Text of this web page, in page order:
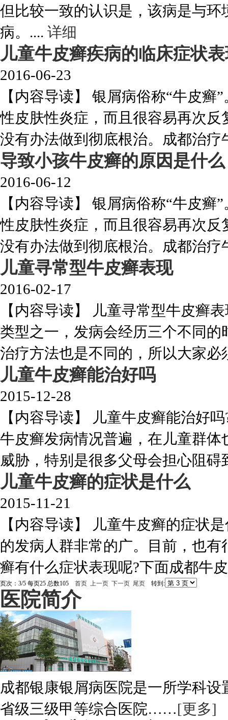
但比较一致的认识是，该病是与
病。.... 详细
儿童牛皮癣疾病的临床症状
2016-06-23
【内容导读】 银屑病俗称“牛皮
性皮肤性炎症，而且很容易再次
没有办法做到彻底根治。成都治
导致小孩牛皮癣的原因是什么
2016-06-12
【内容导读】 银屑病俗称“牛皮
性皮肤性炎症，而且很容易再次
没有办法做到彻底根治。成都治
儿童寻常型牛皮癣表现
2016-02-17
【内容导读】 儿童寻常型牛皮癣
类型之一，发病会经历三个不同
治疗方法也是不同的，所以大家
儿童牛皮癣能治好吗
2015-12-28
【内容导读】 儿童牛皮癣能治好
牛皮癣发病情况普遍，在儿童群
威胁，特别是很多父母会担心阻
儿童牛皮癣的症状是什么
2015-11-21
【内容导读】 儿童牛皮癣的症状
的发病人群非常的广。目前，也
癣有什么症状表现呢?下面成都牛
页次：3/5 每页25 总数105 首页 上一页 下一页 尾页 转到:
医院简介
成都银康银屑病医院是一所学科
省级三级甲等综合医院……[更多]